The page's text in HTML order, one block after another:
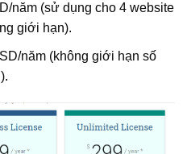
năm (sử dụng cho 4 website
giới hạn).
năm (không giới hạn số